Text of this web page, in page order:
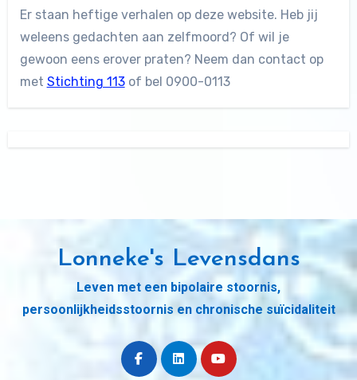
Er staan heftige verhalen op deze website. Heb jij
weleens gedachten aan zelfmoord? Of wil je
gewoon eens erover praten? Neem dan contact op
met Stichting 113of bel 0900-0113
Lonneke's Levensdans
Leven met een bipolaire stoornis,
persoonlijkheidsstoornis en chronische suïcidaliteit